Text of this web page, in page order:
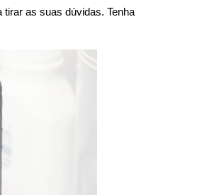
as suas dúvidas. Tenha